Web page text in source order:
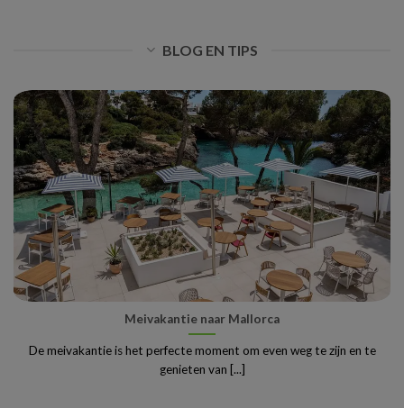
BLOG EN TIPS
Meivakantie naar Mallorca
De meivakantie is het perfecte moment om even weg te zijn en te
genieten van [...]